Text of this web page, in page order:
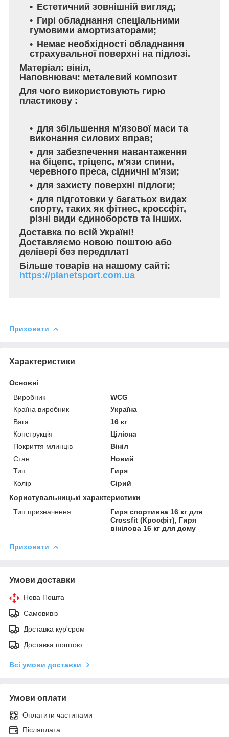
Естетичний зовнішній вигляд;
Гирі обладнання спеціальними
гумовими амортизаторами;
Немає необхідності обладнання
страхувальної поверхні на підлозі.
Матеріал: вініл,
Наповнювач: металевий композит
Для чого використовують гирю
пластикову :
для збільшення м'язової маси та
виконання силових вправ;
для забезпечення навантаження
на біцепс, тріцепс, м'язи спини,
черевного преса, сідничні м'язи;
для захисту поверхні підлоги;
для підготовки у багатьох видах
спорту, таких як фітнес, кроссфіт,
різні види єдиноборств та інших.
Доставка по всій Україні!
Доставляємо новою поштою або
делівері без передплат!
Більше товарів на нашому сайті:
https://planetsport.com.ua
Приховати
Характеристики
Основні
Виробник
WCG
Країна виробник
Україна
Вага
16 кг
Конструкція
Цілісна
Покриття млинців
Вініл
Стан
Новий
Тип
Гиря
Колір
Сірий
Користувальницькі характеристики
Тип призначення
Гиря спортивна 16 кг для
Crossfit (Кросфіт), Гиря
вінілова 16 кг для дому
Приховати
Умови доставки
Нова Пошта
Самовивіз
Доставка кур'єром
Доставка поштою
Всі умови доставки
Умови оплати
Оплатити частинами
Післяплата